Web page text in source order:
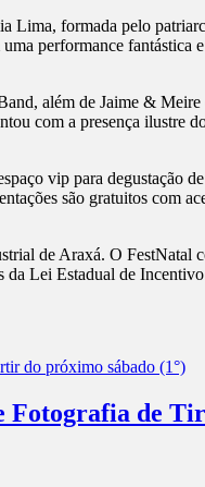
Lima, formada pelo
performance fantástica
além de Jaime &
com a presença ilustre
vip para degustação
são gratuitos com
de Araxá. O
Lei Estadual de
de